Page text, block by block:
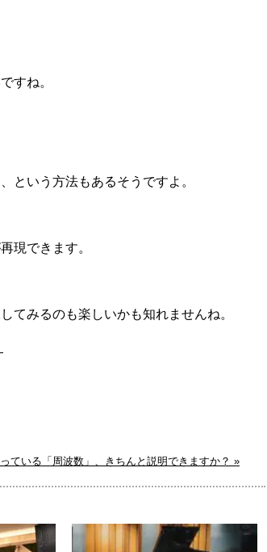
すね。
という方法もあるそうですよ。
現できます。
てみるのも楽しいかも知れませんね。
ている「周波数」、きちんと説明できますか？ »